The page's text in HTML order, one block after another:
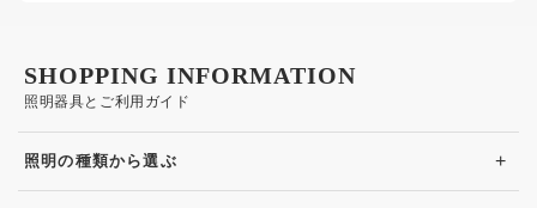
照明器具とご利用ガイド
SHOPPING INFORMATION
照明の種類から選ぶ +